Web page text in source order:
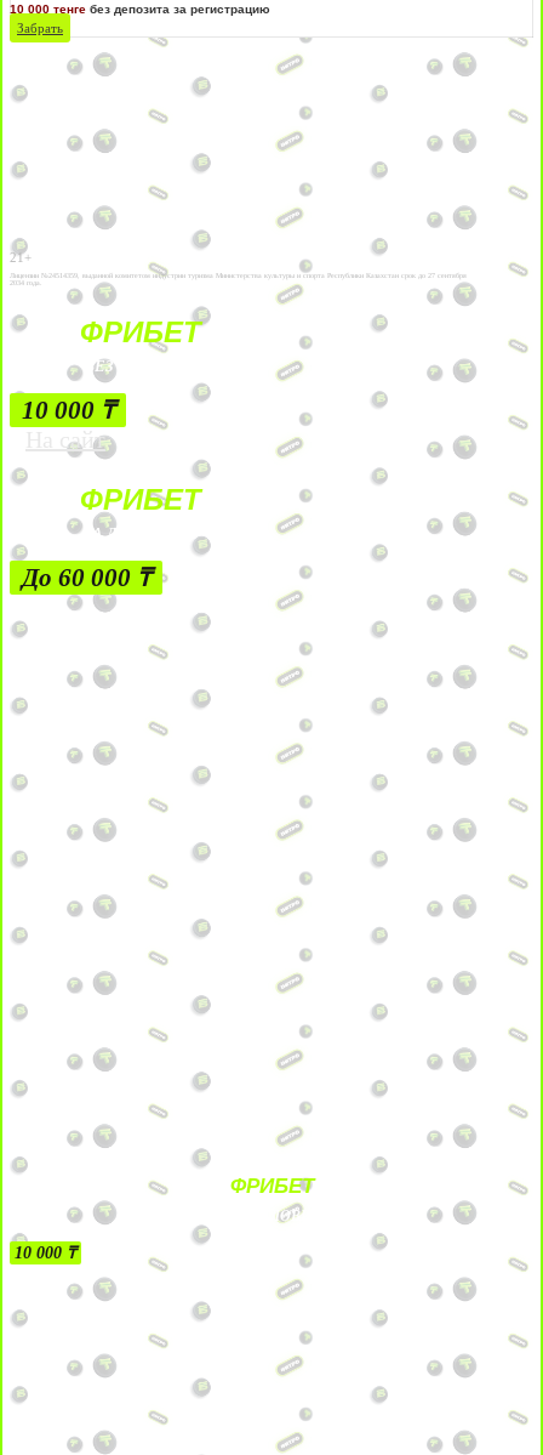
10 000 тенге без депозита за регистрацию
Забрать
21+
Лицензии №24514359, выданной комитетом индустрии туризма Министерства культуры и спорта Республики Казахстан срок до 27 сентября
2034 года.
ФРИБЕТ
БЕЗ УСЛОВИЙ
10 000 ₸
На сайт
ФРИБЕТ
ЗА ДЕПОЗИТЫ
До 60 000 ₸
ФРИБЕТ
БЕЗ УСЛОВИЙ
10 000 ₸